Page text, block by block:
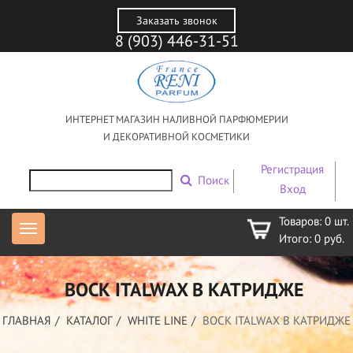
Заказать звонок
8 (903) 446-31-51
ИНТЕРНЕТ МАГАЗИН НАЛИВНОЙ ПАРФЮМЕРИИ
И ДЕКОРАТИВНОЙ КОСМЕТИКИ
Поиск
Регистрация
Вход
Товаров: 0 шт.
Итого: 0 руб.
ВОСК ITALWAX В КАТРИДЖЕ
ГЛАВНАЯ КАТАЛОГ WHITE LINE ВОСК ITALWAX В КАТРИДЖЕ